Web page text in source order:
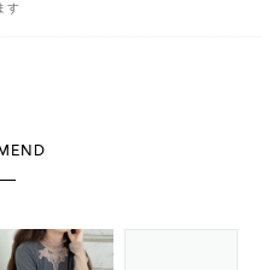
す